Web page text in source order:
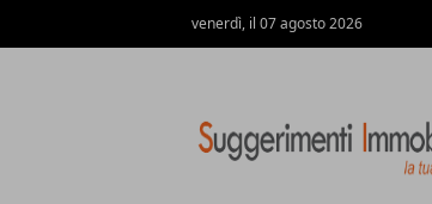
venerdì, il 07 agosto 2026